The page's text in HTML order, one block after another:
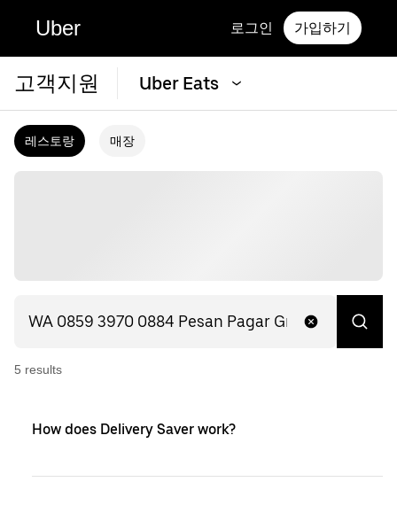
Uber 로그인 가입하기
고객지원 Uber Eats
레스토랑 매장
5 results
How does Delivery Saver work?